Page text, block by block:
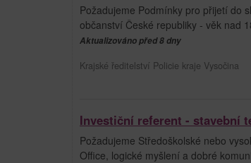
Požadujeme Podmínky pro přijetí do
občanství České republiky - věk nad
Aktualizováno před 8 dny
Krajské ředitelství Policie kraje Vysočina
Investiční referent - stavební
Požadujeme Středoškolské nebo
Office, logické myšlení a dobré